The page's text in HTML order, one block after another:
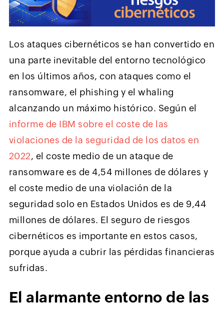
Los ataques cibernéticos se han convertido en
una parte inevitable del entorno tecnológico
en los últimos años, con ataques como el
ransomware, el phishing y el whaling
alcanzando un máximo histórico. Según el
informe de IBM sobre el coste de las
violaciones de la seguridad de los datos en
2022, el coste medio de un ataque de
ransomware es de 4,54 millones de dólares y
el coste medio de una violación de la
seguridad solo en Estados Unidos es de 9,44
millones de dólares. El seguro de riesgos
cibernéticos es importante en estos casos,
porque ayuda a cubrir las pérdidas financieras
sufridas.
El alarmante entorno de las